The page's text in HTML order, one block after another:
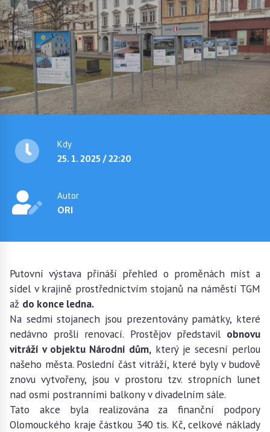
Kdy
25. 1. 2025 / 22:20
Autor
ORI
Putovní výstava přináší přehled o proměnách míst a
sídel v krajině prostřednictvím stojanů na náměstí TGM
až do konce ledna.
Na sedmi stojanech jsou prezentovány památky, které
nedávno prošli renovací. Prostějov představil obnovu
vitráží v objektu Národní dům, který je secesní perlou
našeho města. Poslední část vitráží, které byly v budově
znovu vytvořeny, jsou v prostoru tzv. stropních lunet
nad osmi postranními balkony v divadelním sále.
Tato akce byla realizována za finanční podpory
Olomouckého kraje částkou 340 tis. Kč, celkové náklady